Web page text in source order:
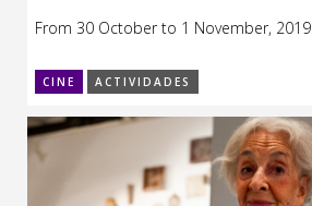
From 30 October to 1 November, 2019.
CINE ACTIVIDADES